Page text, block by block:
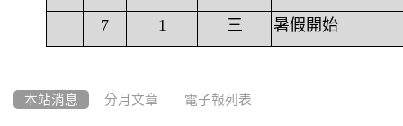
7
1 三 暑假開始
本站消息 分月文章 電子報列表